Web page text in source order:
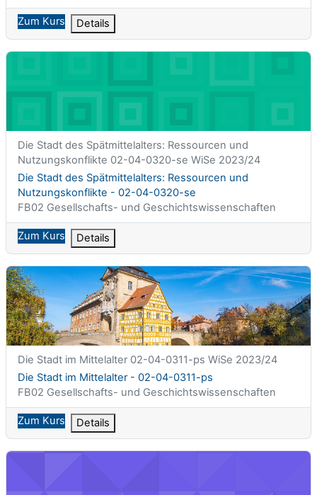
Zum Kurs Details
Die Stadt des Spätmittelalters: Ressourcen und
Kurzer Kursname
Die Stadt des Spätmittelalters: Ressourcen und
Nutzungskonflikte 02-04-0320-se WiSe 2023/24
Kursname
Die Stadt des Spätmittelalters: Ressourcen und
Nutzungskonflikte - 02-04-0320-se
Kursbereich
FB02 Gesellschafts- und Geschichtswissenschaften
Zum Kurs Details
Die Stadt im Mittelalter - 02-04-0311-ps
Kurzer Kursname
Die Stadt im Mittelalter 02-04-0311-ps WiSe 2023/24
Kursname
Die Stadt im Mittelalter - 02-04-0311-ps
Kursbereich
FB02 Gesellschafts- und Geschichtswissenschaften
Zum Kurs Details
Digital Comics and Picturebooks: Production, Reception, and